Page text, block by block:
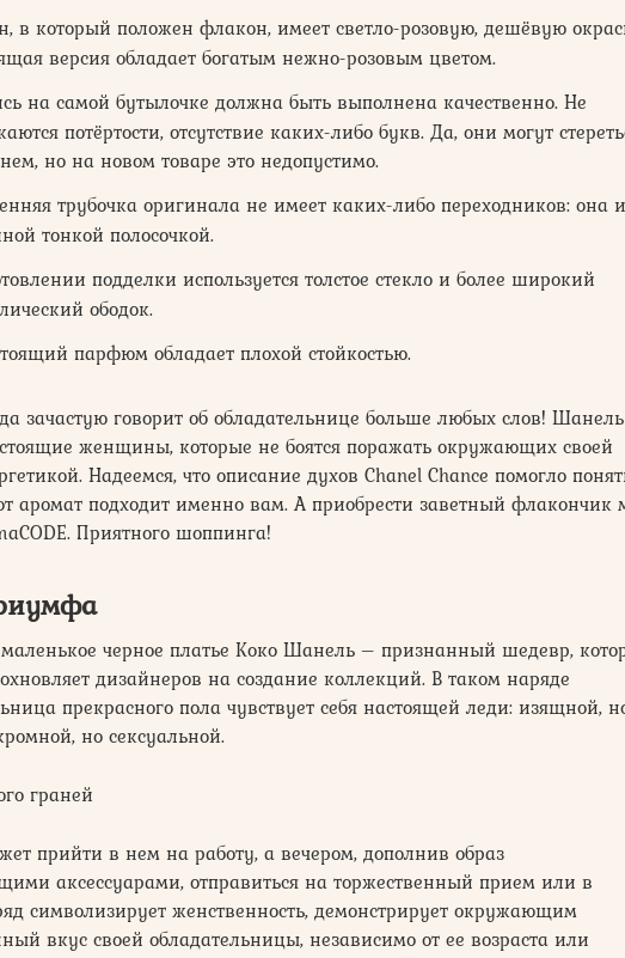
в который положен флакон, имеет светло-розовую, дешёвую
версия обладает богатым нежно-розовым цветом.
на самой бутылочке должна быть выполнена качественно. Не
потёртости, отсутствие каких-либо букв. Да, они могут
но на новом товаре это недопустимо.
трубочка оригинала не имеет каких-либо переходников: она
тонкой полосочкой.
подделки используется толстое стекло и более широкий
ободок.
парфюм обладает плохой стойкостью.
зачастую говорит об обладательнице больше любых слов! Шанель
женщины, которые не боятся поражать окружающих своей
Надеемся, что описание духов Chanel Chance помогло
аромат подходит именно вам. А приобрести заветный флакончик
Приятного шоппинга!
черное платье Коко Шанель – признанный шедевр,
дизайнеров на создание коллекций. В таком наряде
прекрасного пола чувствует себя настоящей леди: изящной,
но сексуальной.
граней
прийти в нем на работу, а вечером, дополнив образ
аксессуарами, отправиться на торжественный прием или в
символизирует женственность, демонстрирует окружающим
вкус своей обладательницы, независимо от ее возраста или